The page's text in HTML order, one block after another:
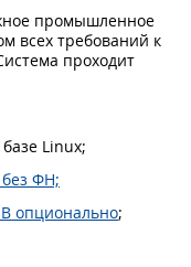
промышленное
всех требований к
проходит
Linux;
ФН;
опционально;